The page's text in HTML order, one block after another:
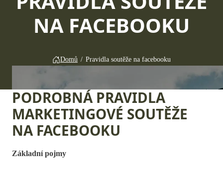
NA FACEBOOKU
Domů / Pravidla soutěže na facebooku
PODROBNÁ PRAVIDLA
MARKETINGOVÉ SOUTĚŽE
NA FACEBOOKU
Základní pojmy